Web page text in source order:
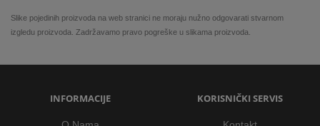
Slike pojedinih proizvoda na web stranici ne moraju nužno odgovarati stvarnom
izgledu proizvoda. Zadržavamo pravo pogreške u slikama proizvoda.
INFORMACIJE KORISNIČKI SERVIS